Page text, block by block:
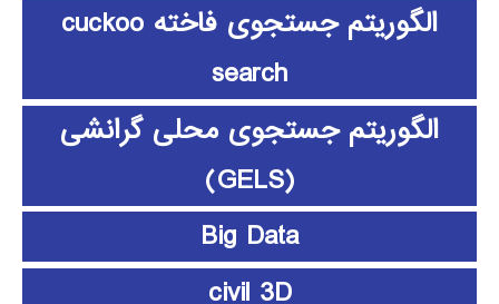
الگوریتم جستجوی فاخته cuckoo
search
الگوریتم جستجوی محلی گرانشی
(GELS)
Big Data
civil 3D